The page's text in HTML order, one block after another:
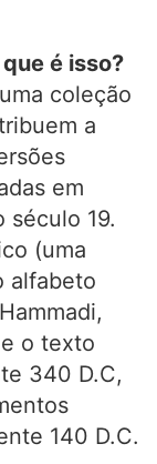
é isso?
coleção
a
em
século 19.
(uma
alfabeto
o texto
340 D.C,
140 D.C.